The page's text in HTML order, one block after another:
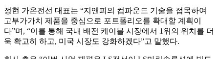
정현 가온전선 대표는 “지앤피의 컴파운드 기술을 접목하여
고부가가치 제품을 중심으로 포트폴리오를 확대할 계획이
다”며, “이를 통해 국내 배전 케이블 시장에서 1위의 위치를 더
욱 확고히 하고, 미국 시장도 강화하겠다”고 말했다.